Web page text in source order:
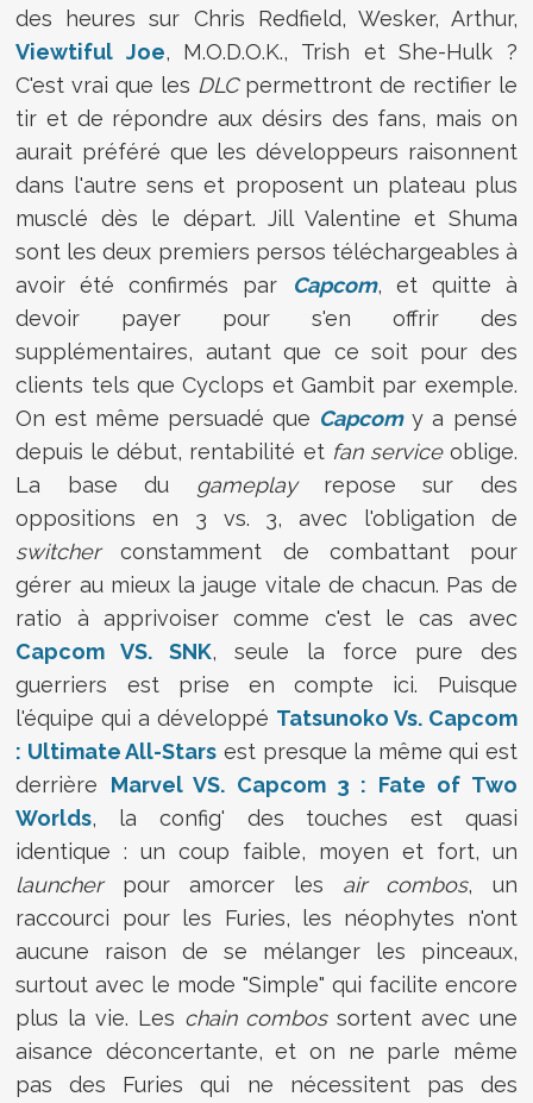
des heures sur Chris Redfield, Wesker, Arthur,
Viewtiful Joe, M.O.D.O.K., Trish et She-Hulk ?
C'est vrai que les DLCpermettront de rectifier le
tir et de répondre aux désirs des fans, mais on
aurait préféré que les développeurs raisonnent
dans l'autre sens et proposent un plateau plus
musclé dès le départ. Jill Valentine et Shuma
sont les deux premiers persos téléchargeables à
avoir été confirmés par
Capcom, et quitte à
devoir payer pour s'en offrir des
supplémentaires, autant que ce soit pour des
clients tels que Cyclops et Gambit par exemple.
On est même persuadé que Capcomy a pensé
depuis le début, rentabilité et fan serviceoblige.
La base du gameplay repose sur des
oppositions en 3 vs. 3, avec l'obligation de
switcherconstamment de combattant pour
gérer au mieux la jauge vitale de chacun. Pas de
ratio à apprivoiser comme c'est le cas avec
Capcom VS. SNK, seule la force pure des
guerriers est prise en compte ici. Puisque
l'équipe qui a développé Tatsunoko Vs. Capcom
: Ultimate All-Stars est presque la même qui est
derrière Marvel VS. Capcom 3 : Fate of Two
Worlds, la config' des touches est quasi
identique : un coup faible, moyen et fort, un
launcherpour amorcer les air combos, un
raccourci pour les Furies, les néophytes n'ont
aucune raison de se mélanger les pinceaux,
surtout avec le mode "Simple" qui facilite encore
plus la vie. Les chain combossortent avec une
aisance déconcertante, et on ne parle même
pas des Furies qui ne nécessitent pas des